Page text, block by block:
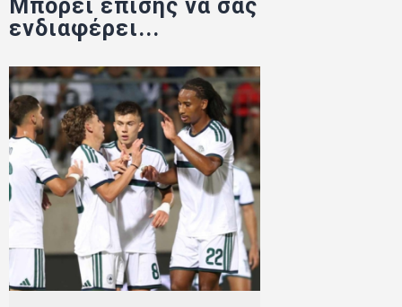
Μπορεί επίσης να σας
ενδιαφέρει...